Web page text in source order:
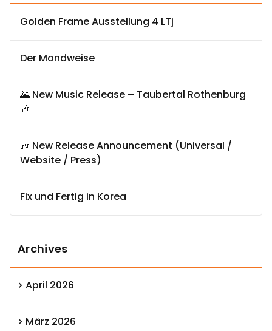
Golden Frame Ausstellung 4 LTj
Der Mondweise
🌄 New Music Release – Taubertal Rothenburg
🎶
🎶 New Release Announcement (Universal /
Website / Press)
Fix und Fertig in Korea
Archives
April 2026
März 2026